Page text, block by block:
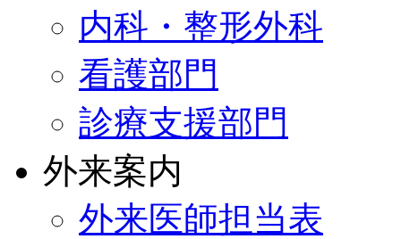
内科・整形外科
看護部門
診療支援部門
外来案内
外来医師担当表